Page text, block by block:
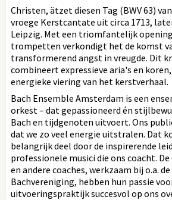
Christen, ätzet diesen Tag (BWV 63) van
vroege Kerstcantate uit circa 1713,
Leipzig. Met een triomfantelijk
trompetten verkondigt het de komst
transformerend angst in vreugde. Dit
combineert expressieve aria's en
energieke viering van het kerstverhaal.
Bach Ensemble Amsterdam is een
orkest – dat gepassioneerd én
Bach en tijdgenoten uitvoert. Ons
dat we zo veel energie uitstralen. Dat
belangrijk deel door de inspirerende
professionele musici die ons coacht.
en andere coaches, werkzaam bij o.a.
Bachvereniging, hebben hun passie
uitvoeringspraktijk succesvol op ons